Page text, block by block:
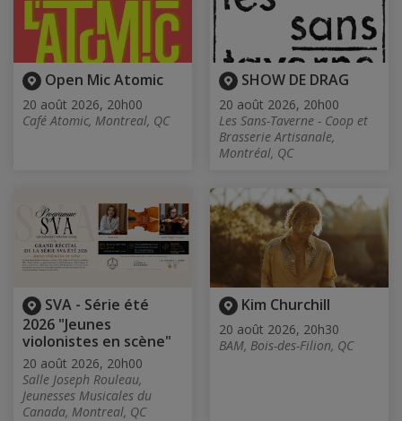
Open Mic Atomic
20 août 2026, 20h00
Café Atomic, Montreal, QC
SHOW DE DRAG
20 août 2026, 20h00
Les Sans-Taverne - Coop et
Brasserie Artisanale,
Montréal, QC
SVA - Série été
2026 "Jeunes
violonistes en scène"
20 août 2026, 20h00
Salle Joseph Rouleau,
Jeunesses Musicales du
Canada, Montreal, QC
Kim Churchill
20 août 2026, 20h30
BAM, Bois-des-Filion, QC